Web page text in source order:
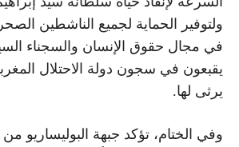
ولتوفير الحماية لجميع الناشطين
في مجال حقوق الإنسان والسجناء
يقبعون في سجون دولة الاحتلال
يرثى لها.
وفي الختام، تؤكد جبهة البوليساريو